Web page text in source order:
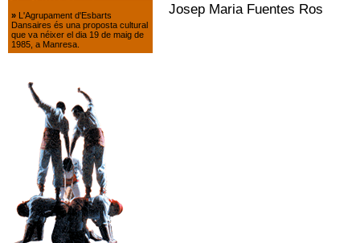
Josep Maria Fuentes Ros
» L'Agrupament d'Esbarts
Dansaires és una proposta cultural
que va néixer el dia 19 de maig de
1985, a Manresa.